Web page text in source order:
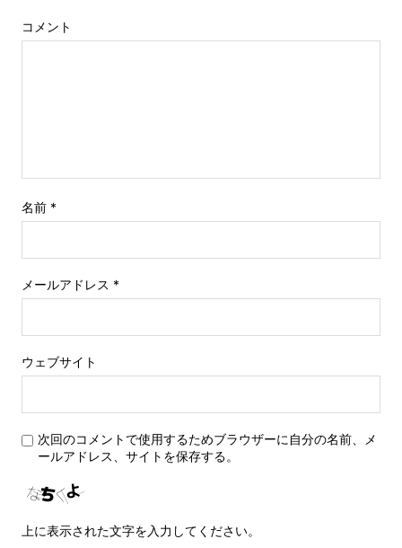
コメント
名前 *
メールアドレス *
ウェブサイト
次回のコメントで使用するためブラウザーに自分の名前、メ
ールアドレス、サイトを保存する。
上に表示された文字を入力してください。